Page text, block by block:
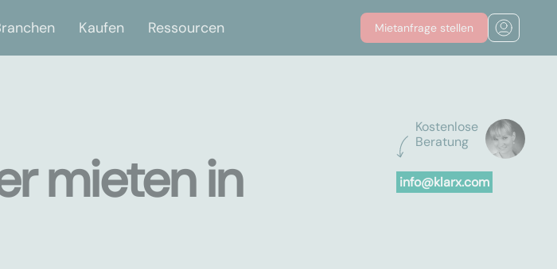
Kaufen Ressourcen Mietanfrage stellen
Kostenlose
Beratung
info@klarx.com
mieten in